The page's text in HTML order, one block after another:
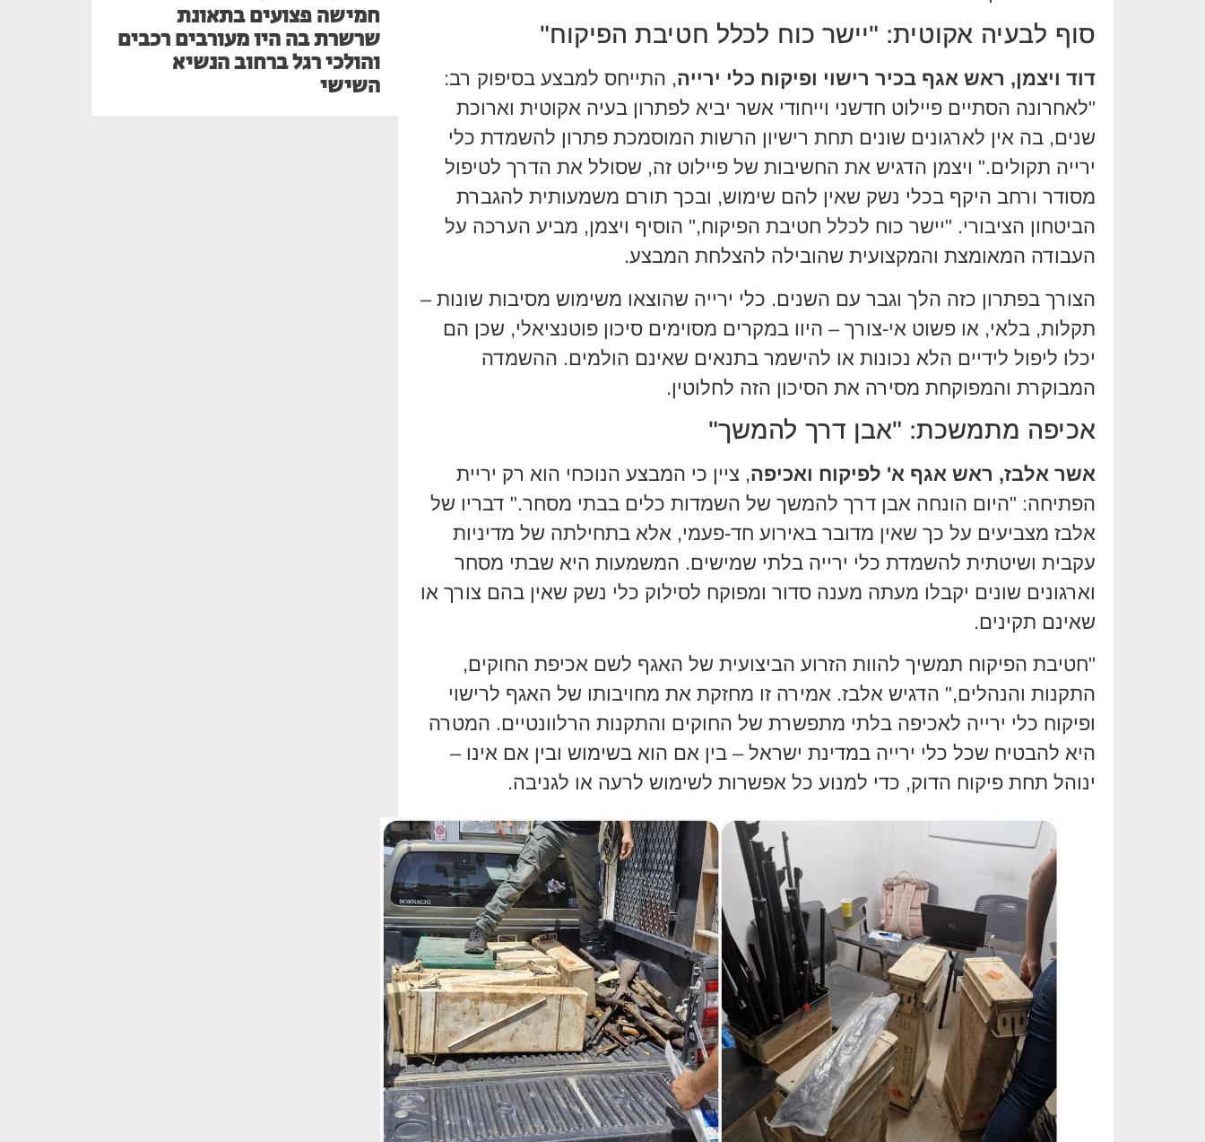
סוף לבעיה אקוטית: "יישר כוח לכלל חטיבת הפיקוח"
דוד ויצמן, ראש אגף בכיר רישוי ופיקוח כלי ירייה, התייחס למבצע בסיפוק רב:
"לאחרונה הסתיים פיילוט חדשני וייחודי אשר יביא לפתרון בעיה אקוטית וארוכת
שנים, בה אין לארגונים שונים תחת רישיון הרשות המוסמכת פתרון להשמדת כלי
ירייה תקולים." ויצמן הדגיש את החשיבות של פיילוט זה, שסולל את הדרך לטיפול
מסודר ורחב היקף בכלי נשק שאין להם שימוש, ובכך תורם משמעותית להגברת
הביטחון הציבורי. "יישר כוח לכלל חטיבת הפיקוח," הוסיף ויצמן, מביע הערכה על
העבודה המאומצת והמקצועית שהובילה להצלחת המבצע.
הצורך בפתרון כזה הלך וגבר עם השנים. כלי ירייה שהוצאו משימוש מסיבות שונות –
תקלות, בלאי, או פשוט אי-צורך – היוו במקרים מסוימים סיכון פוטנציאלי, שכן הם
יכלו ליפול לידיים הלא נכונות או להישמר בתנאים שאינם הולמים. ההשמדה
המבוקרת והמפוקחת מסירה את הסיכון הזה לחלוטין.
אכיפה מתמשכת: "אבן דרך להמשך"
אשר אלבז, ראש אגף א' לפיקוח ואכיפה, ציין כי המבצע הנוכחי הוא רק יריית
הפתיחה: "היום הונחה אבן דרך להמשך של השמדות כלים בבתי מסחר." דבריו של
אלבז מצביעים על כך שאין מדובר באירוע חד-פעמי, אלא בתחילתה של מדיניות
עקבית ושיטתית להשמדת כלי ירייה בלתי שמישים. המשמעות היא שבתי מסחר
וארגונים שונים יקבלו מעתה מענה סדור ומפוקח לסילוק כלי נשק שאין בהם צורך או
שאינם תקינים.
"חטיבת הפיקוח תמשיך להוות הזרוע הביצועית של האגף לשם אכיפת החוקים,
התקנות והנהלים," הדגיש אלבז. אמירה זו מחזקת את מחויבותו של האגף לרישוי
ופיקוח כלי ירייה לאכיפה בלתי מתפשרת של החוקים והתקנות הרלוונטיים. המטרה
היא להבטיח שכל כלי ירייה במדינת ישראל – בין אם הוא בשימוש ובין אם אינו –
ינוהל תחת פיקוח הדוק, כדי למנוע כל אפשרות לשימוש לרעה או לגניבה.
חמישה פצועים בתאונת
שרשרת בה היו מעורבים רכבים
והולכי רגל ברחוב הנשיא
השישי